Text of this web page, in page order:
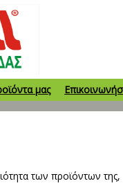
μας
των προϊόντων